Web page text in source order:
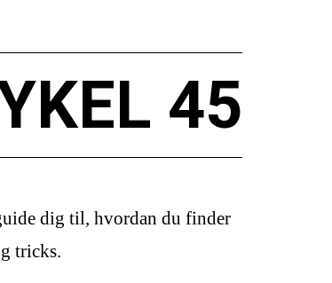
45
dig til, hvordan du finder
tricks.